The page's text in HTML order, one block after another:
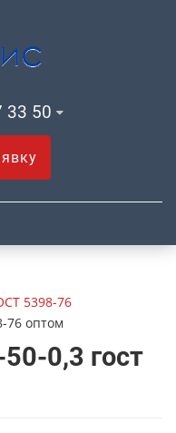
33 50
5398-76
76 оптом
0,3 гост